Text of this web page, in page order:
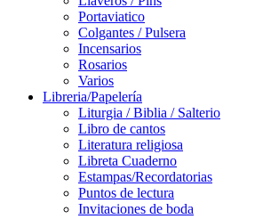
Portaviatico
Colgantes / Pulsera
Incensarios
Rosarios
Varios
Libreria/Papelería
Liturgia / Biblia / Salterio
Libro de cantos
Literatura religiosa
Libreta Cuaderno
Estampas/Recordatorias
Puntos de lectura
Invitaciones de boda